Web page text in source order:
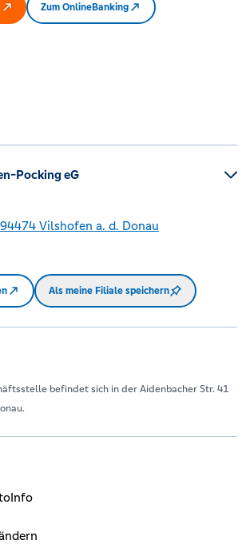
Zum OnlineBanking
Pocking eG
94474 Vilshofen a. d. Donau
Als meine Filiale speichern
befindet sich in der Aidenbacher Str. 41